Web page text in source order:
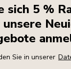
sich 5 %
Sie in unserer